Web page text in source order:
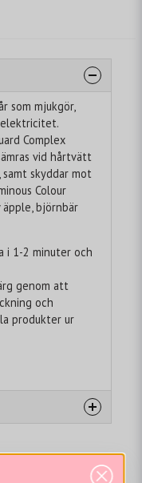
som mjukgör,
Complex
vid hårtvätt
skyddar mot
Colour
björnbär
i 1-2 minuter och
genom att
och
produkter ur